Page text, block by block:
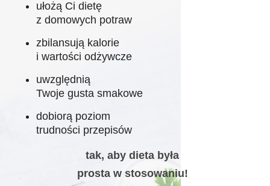
ułożą Ci dietę
z domowych potraw
zbilansują kalorie
i wartości odżywcze
uwzględnią
Twoje gusta smakowe
dobiorą poziom
trudności przepisów
tak, aby dieta była
prosta w stosowaniu!